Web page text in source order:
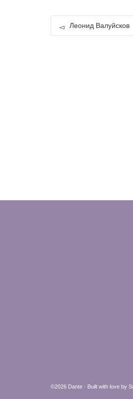
Леонид Валуйсков
©2026 Dante · Built with love by